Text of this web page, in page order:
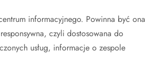
informacyjnego. Powinna być ona
czyli dostosowana do
usług, informacje o zespole